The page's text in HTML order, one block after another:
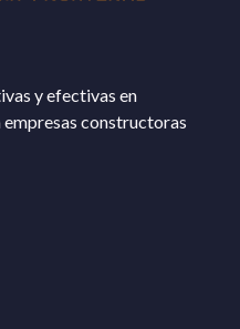
y efectivas en
constructoras